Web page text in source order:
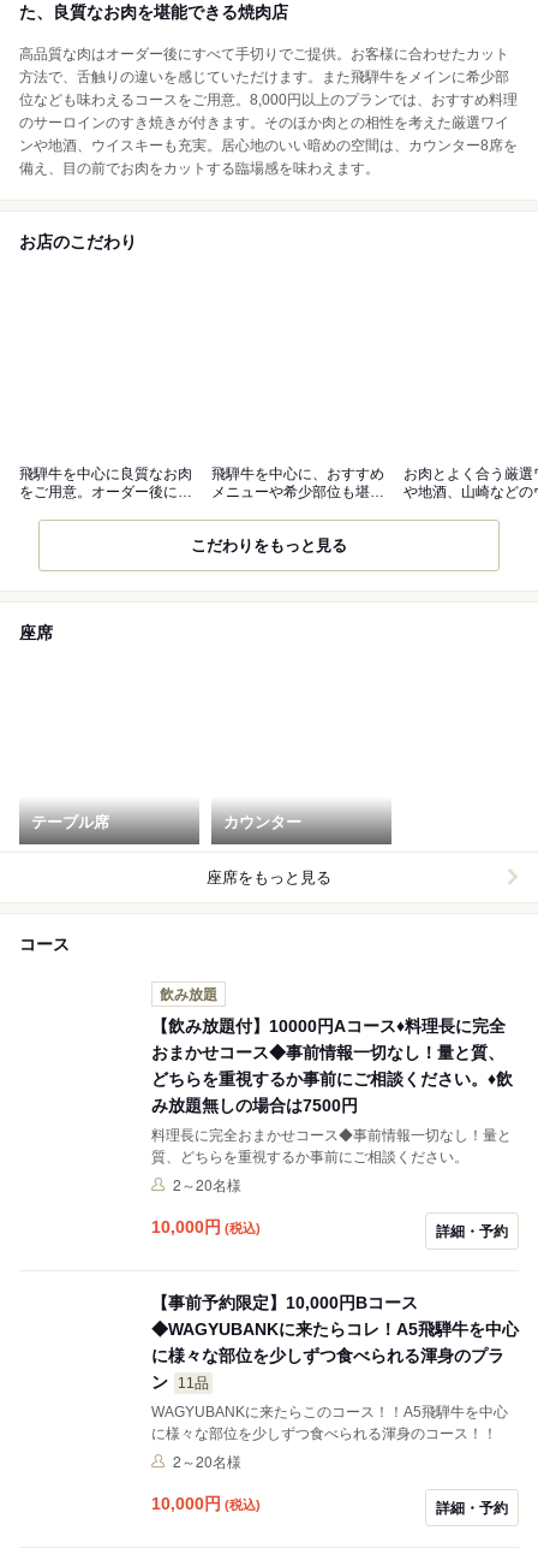
た、良質なお肉を堪能できる焼肉店
高品質な肉はオーダー後にすべて手切りでご提供。お客様に合わせたカット
方法で、舌触りの違いを感じていただけます。また飛騨牛をメインに希少部
位なども味わえるコースをご用意。8,000円以上のプランでは、おすすめ料理
のサーロインのすき焼きが付きます。そのほか肉との相性を考えた厳選ワイ
ンや地酒、ウイスキーも充実。居心地のいい暗めの空間は、カウンター8席を
備え、目の前でお肉をカットする臨場感を味わえます。
お店のこだわり
飛騨牛を中心に良質なお肉
をご用意。オーダー後に手
飛騨牛を中心に、おすすめ
メニューや希少部位も堪能
お肉とよく合う厳選
や地酒、山崎などの
こだわりをもっと見る
座席
テーブル席 カウンター
座席をもっと見る
コース
飲み放題
【飲み放題付】10000円Aコース♦料理長に完全
おまかせコース◆事前情報一切なし！量と質、
どちらを重視するか事前にご相談ください。♦飲
み放題無しの場合は7500円
料理長に完全おまかせコース◆事前情報一切なし！量と
質、どちらを重視するか事前にご相談ください。
2～20名様
10,000円 (税込) 詳細・予約
【事前予約限定】10,000円Bコース
◆WAGYUBANKに来たらコレ！A5飛騨牛を中心
に様々な部位を少しずつ食べられる渾身のプラ
ン
11品
WAGYUBANKに来たらこのコース！！A5飛騨牛を中心
に様々な部位を少しずつ食べられる渾身のコース！！
2～20名様
10,000円 (税込) 詳細・予約